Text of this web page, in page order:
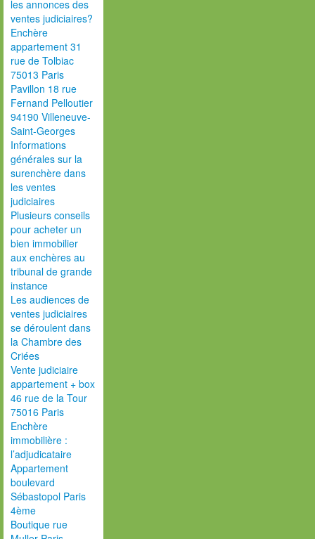
les annonces des
ventes judiciaires?
Enchère
appartement 31
rue de Tolbiac
75013 Paris
Pavillon 18 rue
Fernand Pelloutier
94190 Villeneuve-
Saint-Georges
Informations
générales sur la
surenchère dans
les ventes
judiciaires
Plusieurs conseils
pour acheter un
bien immobilier
aux enchères au
tribunal de grande
instance
Les audiences de
ventes judiciaires
se déroulent dans
la Chambre des
Criées
Vente judiciaire
appartement + box
46 rue de la Tour
75016 Paris
Enchère
immobilière :
l’adjudicataire
Appartement
boulevard
Sébastopol Paris
4ème
Boutique rue